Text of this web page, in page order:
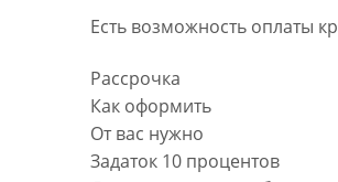
Есть возможность оплаты
Рассрочка
Как оформить
От вас нужно
Задаток 10 процентов